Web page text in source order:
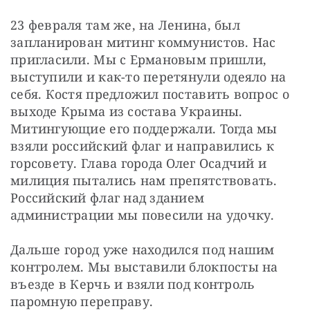
23 февраля там же, на Ленина, был
запланирован митинг коммунистов. Нас
пригласили. Мы с Ермановым пришли,
выступили и как-то перетянули одеяло на
себя. Костя предложил поставить вопрос о
выходе Крыма из состава Украины.
Митингующие его поддержали. Тогда мы
взяли российский флаг и направились к
горсовету. Глава города Олег Осадчий и
милиция пытались нам препятствовать.
Российский флаг над зданием
администрации мы повесили на удочку.
Дальше город уже находился под нашим
контролем. Мы выставили блокпосты на
въезде в Керчь и взяли под контроль
паромную переправу.